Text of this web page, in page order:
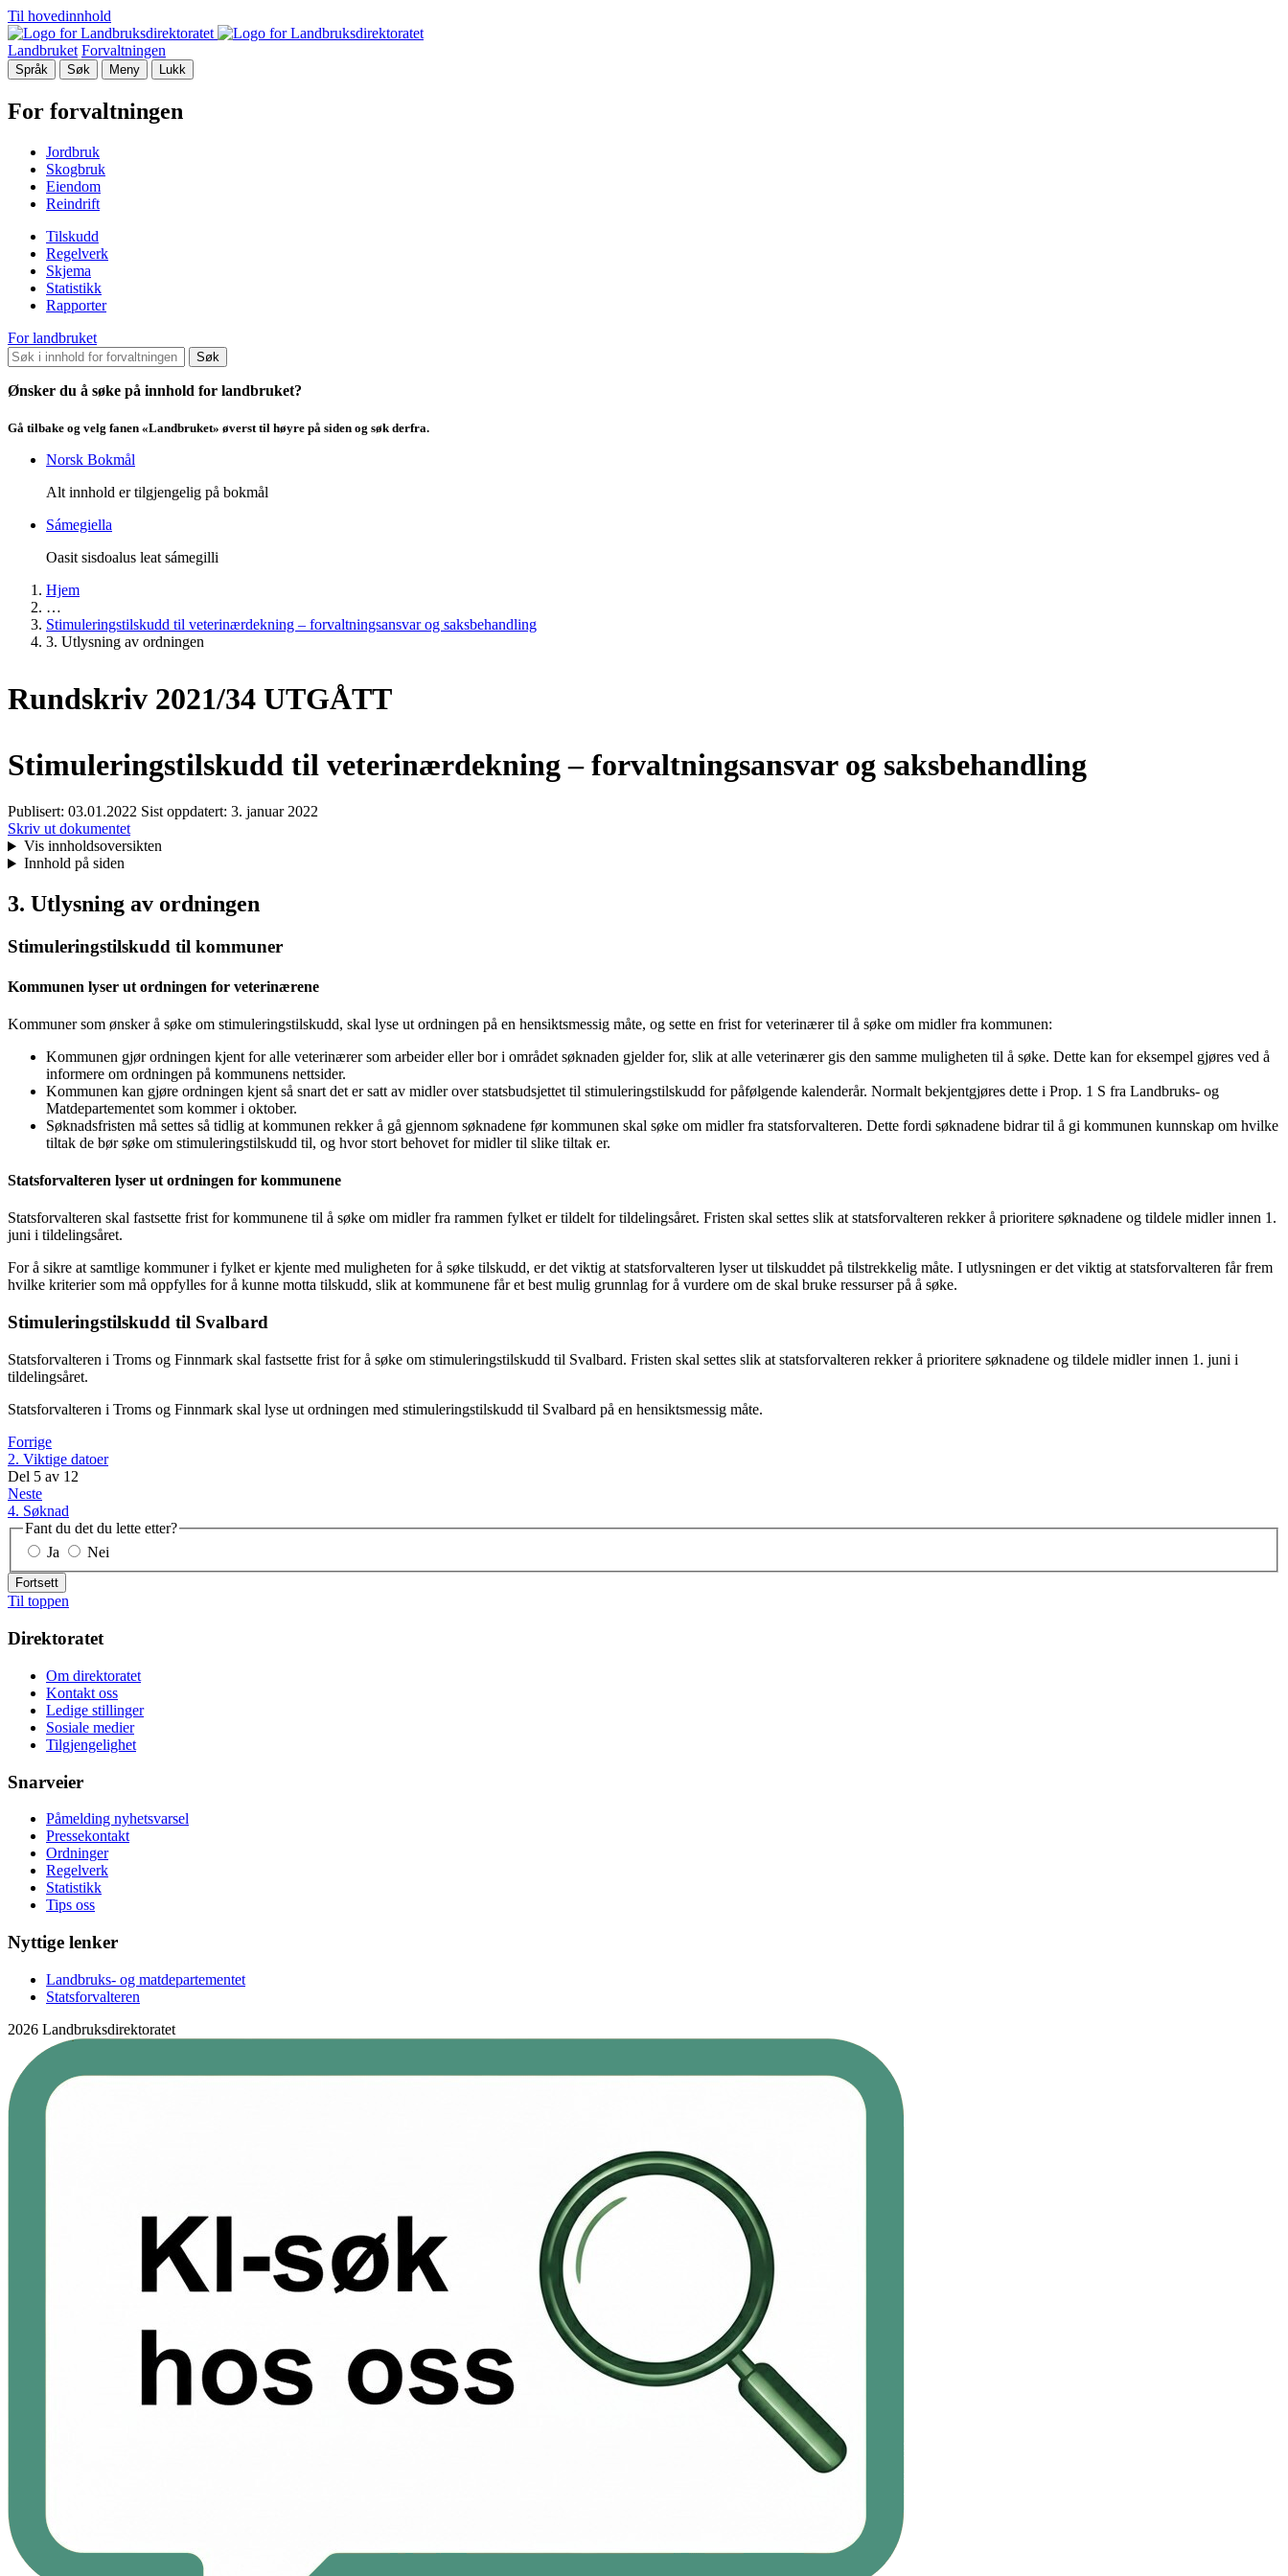
Til hovedinnhold
Landbruket Forvaltningen
Språk Søk Meny Lukk
For forvaltningen
Jordbruk
Skogbruk
Eiendom
Reindrift
Tilskudd
Regelverk
Skjema
Statistikk
Rapporter
For landbruket
Søk
Ønsker du å søke på innhold for landbruket?
Gå tilbake og velg fanen «Landbruket» øverst til høyre på siden og søk derfra.
Norsk Bokmål
Alt innhold er tilgjengelig på bokmål
Sámegiella
Oasit sisdoalus leat sámegilli
Hjem
…
Stimuleringstilskudd til veterinærdekning – forvaltningsansvar og saksbehandling
3. Utlysning av ordningen
Rundskriv 2021/34 UTGÅTT
Stimuleringstilskudd til veterinærdekning – forvaltningsansvar og saksbehandling
Publisert: 03.01.2022 Sist oppdatert: 3. januar 2022
Skriv ut dokumentet
Vis innholdsoversikten
Innhold på siden
3. Utlysning av ordningen
Stimuleringstilskudd til kommuner
Kommunen lyser ut ordningen for veterinærene
Kommuner som ønsker å søke om stimuleringstilskudd, skal lyse ut ordningen på en hensiktsmessig måte, og sette en frist for veterinærer til å søke om midler fra kommunen:
Kommunen gjør ordningen kjent for alle veterinærer som arbeider eller bor i området søknaden gjelder for, slik at alle veterinærer gis den samme muligheten til å søke. Dette kan for eksempel gjøres ved å
informere om ordningen på kommunens nettsider.
Kommunen kan gjøre ordningen kjent så snart det er satt av midler over statsbudsjettet til stimuleringstilskudd for påfølgende kalenderår. Normalt bekjentgjøres dette i Prop. 1 S fra Landbruks- og
Matdepartementet som kommer i oktober.
Søknadsfristen må settes så tidlig at kommunen rekker å gå gjennom søknadene før kommunen skal søke om midler fra statsforvalteren. Dette fordi søknadene bidrar til å gi kommunen kunnskap om hvilke
tiltak de bør søke om stimuleringstilskudd til, og hvor stort behovet for midler til slike tiltak er.
Statsforvalteren lyser ut ordningen for kommunene
Statsforvalteren skal fastsette frist for kommunene til å søke om midler fra rammen fylket er tildelt for tildelingsåret. Fristen skal settes slik at statsforvalteren rekker å prioritere søknadene og tildele midler innen 1.
juni i tildelingsåret.
For å sikre at samtlige kommuner i fylket er kjente med muligheten for å søke tilskudd, er det viktig at statsforvalteren lyser ut tilskuddet på tilstrekkelig måte. I utlysningen er det viktig at statsforvalteren får frem
hvilke kriterier som må oppfylles for å kunne motta tilskudd, slik at kommunene får et best mulig grunnlag for å vurdere om de skal bruke ressurser på å søke.
Stimuleringstilskudd til Svalbard
Statsforvalteren i Troms og Finnmark skal fastsette frist for å søke om stimuleringstilskudd til Svalbard. Fristen skal settes slik at statsforvalteren rekker å prioritere søknadene og tildele midler innen 1. juni i
tildelingsåret.
Statsforvalteren i Troms og Finnmark skal lyse ut ordningen med stimuleringstilskudd til Svalbard på en hensiktsmessig måte.
Forrige
2. Viktige datoer
Del 5 av 12
Neste
4. Søknad
Fant du det du lette etter?
Ja
Nei
Fortsett
Til toppen
Direktoratet
Om direktoratet
Kontakt oss
Ledige stillinger
Sosiale medier
Tilgjengelighet
Snarveier
Påmelding nyhetsvarsel
Pressekontakt
Ordninger
Regelverk
Statistikk
Tips oss
Nyttige lenker
Landbruks- og matdepartementet
Statsforvalteren
2026 Landbruksdirektoratet